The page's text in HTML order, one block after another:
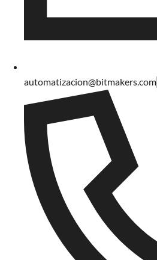
automatizacion@bitmakers.com